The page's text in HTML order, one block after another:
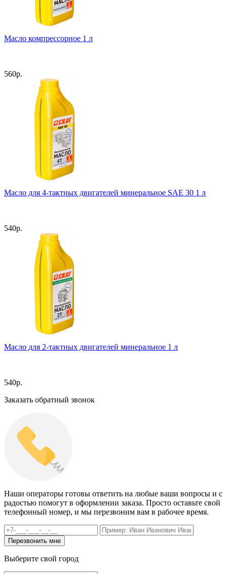
Масло компрессорное 1 л
560р.
Масло для 4-тактных двигателей минеральное SAE 30 1 л
540р.
Масло для 2-тактных двигателей минеральное 1 л
540р.
Заказать обратный звонок
Наши операторы готовы ответить на любые ваши вопросы и с
радостью помогут в оформлении заказа. Просто оставьте свой
телефонный номер, и мы перезвоним вам в рабочее время.
Выберите свой город